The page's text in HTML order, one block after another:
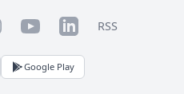
YouTubeLinkedInRSS
Google Play